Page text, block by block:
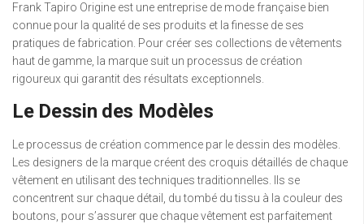
Frank Tapiro Origine est une entreprise de mode française bien
connue pour la qualité de ses produits et la finesse de ses
pratiques de fabrication. Pour créer ses collections de vêtements
haut de gamme, la marque suit un processus de création
rigoureux qui garantit des résultats exceptionnels.
Le Dessin des Modèles
Le processus de création commence par le dessin des modèles.
Les designers de la marque créent des croquis détaillés de chaque
vêtement en utilisant des techniques traditionnelles. Ils se
concentrent sur chaque détail, du tombé du tissu à la couleur des
boutons, pour s’assurer que chaque vêtement est parfaitement